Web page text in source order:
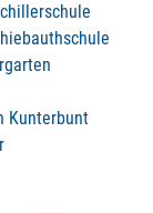
Kunterbunt